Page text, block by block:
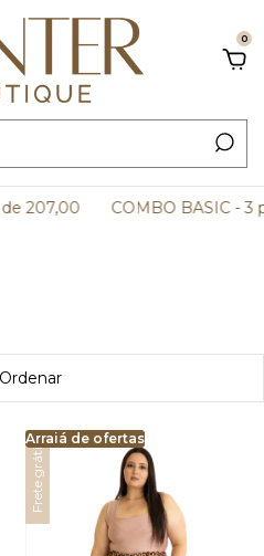
0
207,00 COMBO BASIC - 3
Ordenar
Arraiá de ofertas
Arraiá de ofertas
Arraiá de ofertas
Frete grátis